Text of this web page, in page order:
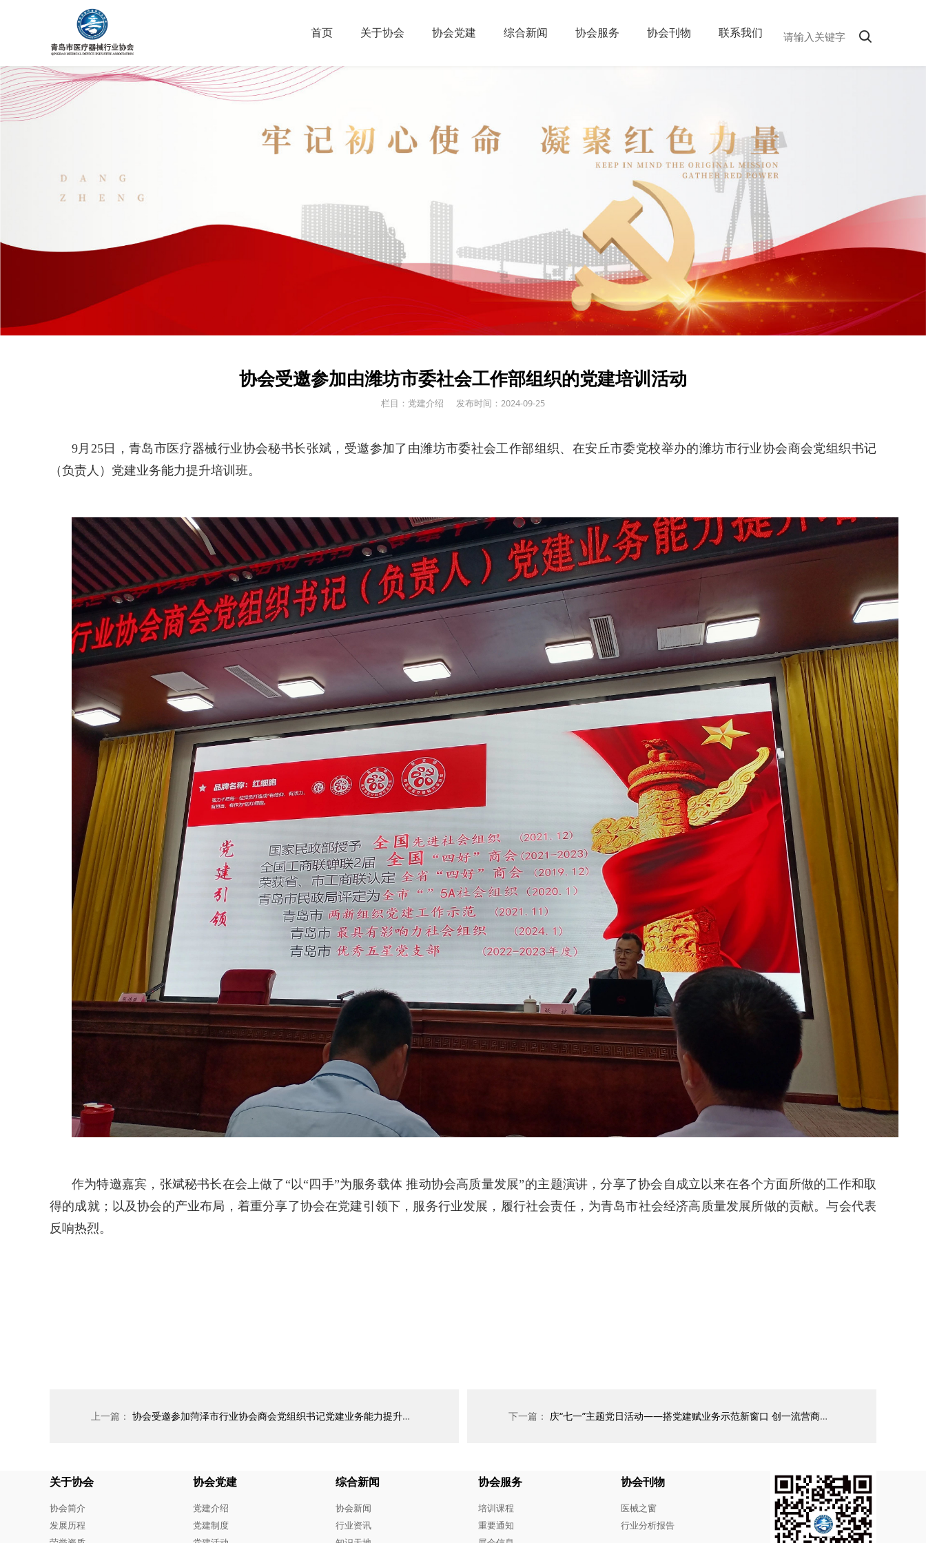
首页 关于协会 协会党建 综合新闻 协会服务 协会刊物 联系我们
协会受邀参加由潍坊市委社会工作部组织的党建培训活动
栏目：党建介绍 发布时间：2024-09-25
9月25日，青岛市医疗器械行业协会秘书长张斌，受邀参加了由潍坊市委社会工作部组织、在安丘市委党校举办的潍坊市行业协会商会党组织书记
（负责人）党建业务能力提升培训班。
作为特邀嘉宾，张斌秘书长在会上做了“以“四手”为服务载体 推动协会高质量发展”的主题演讲，分享了协会自成立以来在各个方面所做的工作和取
得的成就；以及协会的产业布局，着重分享了协会在党建引领下，服务行业发展，履行社会责任，为青岛市社会经济高质量发展所做的贡献。与会代表
反响热烈。
上一篇： 协会受邀参加菏泽市行业协会商会党组织书记党建业务能力提升培训班，秘书长张斌作主题分享 下一篇： 庆“七一”主题党日活动——搭党建赋业务示范新窗口 创一流营商综合服务平台
关于协会
协会简介
发展历程
协会党建
党建介绍
党建制度
综合新闻
协会新闻
行业资讯
协会服务
培训课程
重要通知
协会刊物
医械之窗
行业分析报告